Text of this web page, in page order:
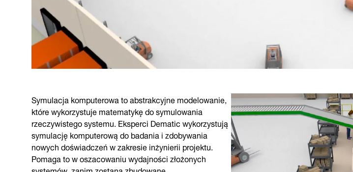
Symulacja komputerowa to abstrakcyjne modelowanie,
które wykorzystuje matematykę do symulowania
rzeczywistego systemu. Eksperci Dematic wykorzystują
symulację komputerową do badania i zdobywania
nowych doświadczeń w zakresie inżynierii projektu.
Pomaga to w oszacowaniu wydajności złożonych